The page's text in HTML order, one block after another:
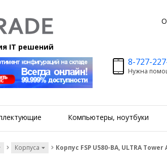
IT решений
8-727-
Нужна
Компьютеры, ноутбуки
Корпуса Корпус FSP U580-BA, ULTRA